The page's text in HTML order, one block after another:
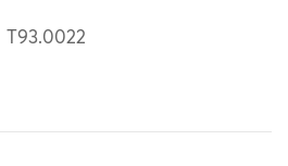
T93.0022